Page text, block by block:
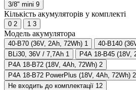
3/8" mini 9
Кількість акумуляторів у комплекті
0 2 1 3
Модель акумулятора
40-B70 (36V, 2Ah, 72Wh) 1 40-B140
BLi30, 36V / 7,7Ah 1 P4A 18-B45 (18V,
P4A 18-B72 (18V, 4Ah, 72Wh) 2
P4A 18-B72 PowerPlus (18V, 4Ah, 72Wh) 2
Не входить до комплектації 12